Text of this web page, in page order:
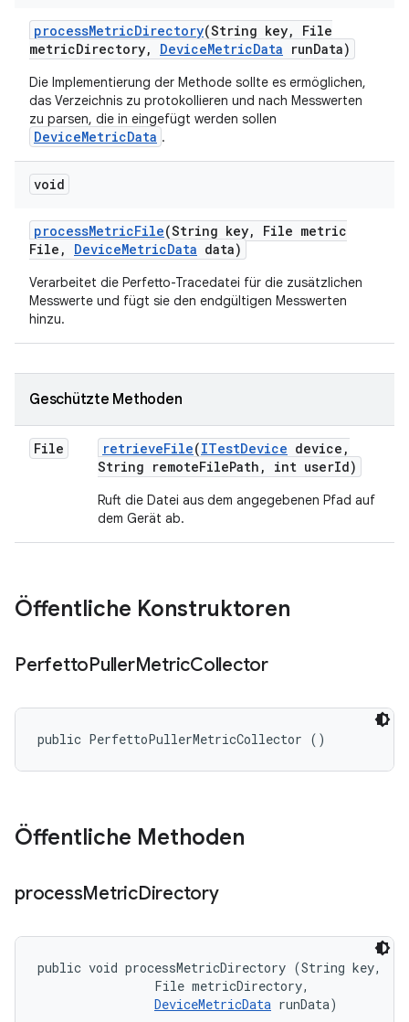
processMetricDirectory(String key,
File
metricDirectory, DeviceMetricData runData)
Die Implementierung der Methode sollte es ermöglichen,
das Verzeichnis zu protokollieren und nach Messwerten
zu parsen, die in eingefügt werden sollen
DeviceMetricData .
void
processMetricFile(String key,
File metric
File , DeviceMetricData data)
Verarbeitet die Perfetto-Tracedatei für die zusätzlichen
Messwerte und fügt sie den endgültigen Messwerten
hinzu.
Geschützte Methoden
File retrieveFile(ITestDevice device ,
String remoteFilePath , int userId)
Ruft die Datei aus dem angegebenen Pfad auf
dem Gerät ab.
Öffentliche Konstruktoren
PerfettoPullerMetricCollector
public PerfettoPullerMetricCollector ()
Öffentliche Methoden
processMetricDirectory
public void processMetricDirectory (String key,
                File metricDirectory,
DeviceMetricData runData)